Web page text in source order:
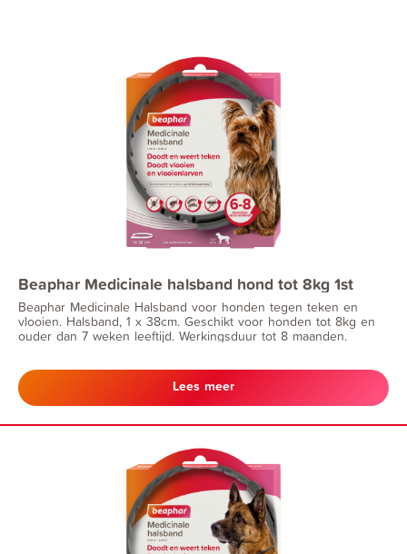
Beaphar Medicinale halsband hond tot 8kg 1st
Beaphar Medicinale Halsband voor honden tegen teken en
vlooien. Halsband, 1 x 38cm. Geschikt voor honden tot 8kg en
ouder dan 7 weken leeftijd. Werkingsduur tot 8 maanden.
Lees meer